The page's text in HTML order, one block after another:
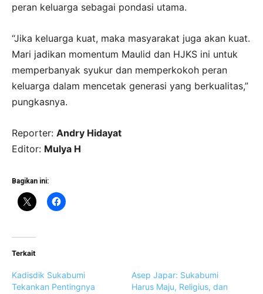
peran keluarga sebagai pondasi utama.
“Jika keluarga kuat, maka masyarakat juga akan kuat.
Mari jadikan momentum Maulid dan HJKS ini untuk
memperbanyak syukur dan memperkokoh peran
keluarga dalam mencetak generasi yang berkualitas,”
pungkasnya.
Reporter: Andry Hidayat
Editor: Mulya H
Bagikan ini:
Terkait
Kadisdik Sukabumi
Tekankan Pentingnya
Asep Japar: Sukabumi
Harus Maju, Religius, dan